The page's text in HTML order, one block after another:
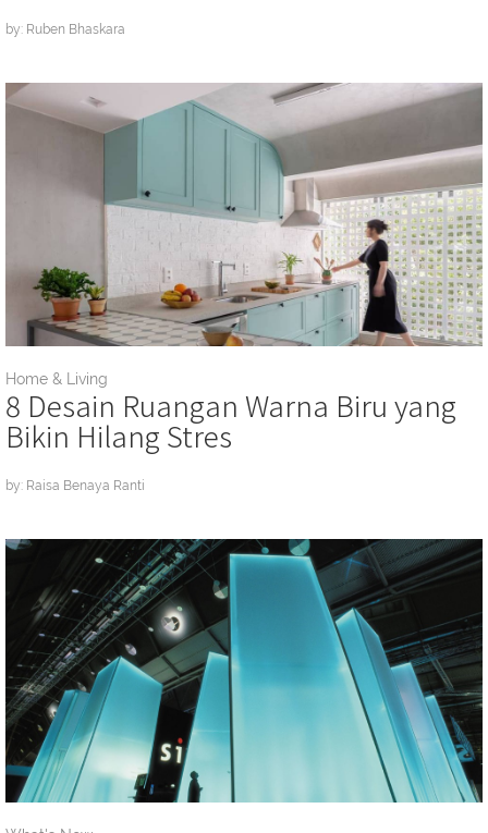
by: Ruben Bhaskara
Home & Living
8 Desain Ruangan Warna Biru yang
Bikin Hilang Stres
by: Raisa Benaya Ranti